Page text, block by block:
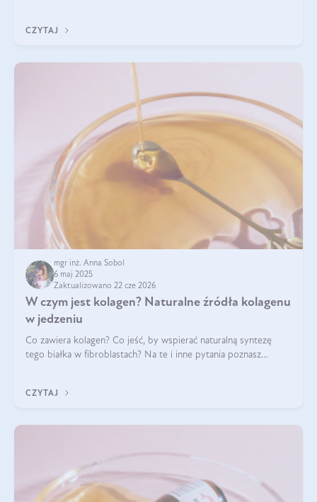
CZYTAJ
mgr inż. Anna Sobol
6 maj 2025
Zaktualizowano 22 cze 2026
W czym jest kolagen? Naturalne źródła kolagenu
w jedzeniu
Co zawiera kolagen? Co jeść, by wspierać naturalną syntezę
tego białka w fibroblastach? Na te i inne pytania poznasz
CZYTAJ